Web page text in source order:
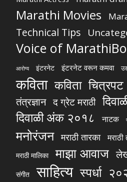
Marathi Movies
Technical Tips
Voice of
आरोग्य इंटरनेट इंटरनेट वरून कमवा
कविता कविता चित्रपट
तंत्रज्ञान द ग्रेट मराठी
दिवाळी अंक २०१८
नाटक
मनोरंजन मराठी तारका मराठी
मराठी मालिका माझा आवाज
संगीत साहित्य स्पर्धा